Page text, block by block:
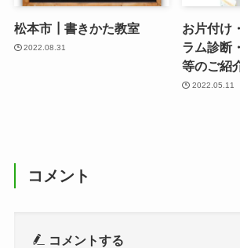
松本市┃書きかた教室
2022.08.31
お片付け
ラム診断
等のご紹
2022.05.11
コメント
コメントする